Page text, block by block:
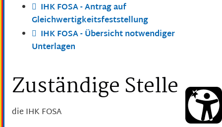
IHK FOSA - Antrag auf
Gleichwertigkeitsfeststellung
IHK FOSA - Übersicht notwendiger
Unterlagen
Zuständige Stelle
die IHK FOSA